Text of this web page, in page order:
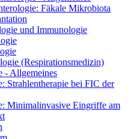
Fäkale Mikrobiota
und Immunologie
(Respirationsmedizin)
- Allgemeines
Strahlentherapie bei FIC der
Minimalinvasive Eingriffe am